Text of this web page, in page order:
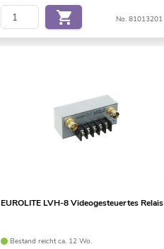
No. 81013201
EUROLITE LVH-8 Videogesteuertes Relais
Bestand reicht ca. 12 Wo.